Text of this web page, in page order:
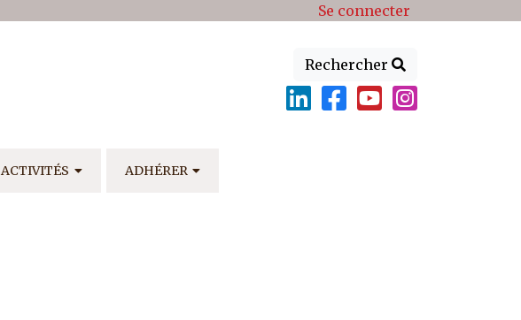
Se connecter
Rechercher
ACTIVITÉS ADHÉRER